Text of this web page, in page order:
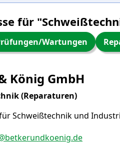
für
Wartungen
König GmbH
(Reparaturen)
Schweißtechnik und